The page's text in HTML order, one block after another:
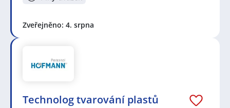
Zveřejněno: 4. srpna
Technolog tvarování plastů